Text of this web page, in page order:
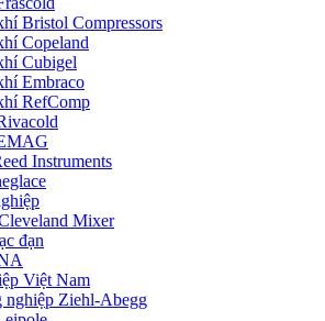
Bristol Compressors
Copeland
Cubigel
Embraco
RefComp
Instruments
Mixer
đạn
Việt Nam
nghiệp Ziehl-Abegg